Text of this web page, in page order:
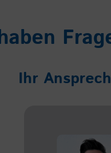
Ihr